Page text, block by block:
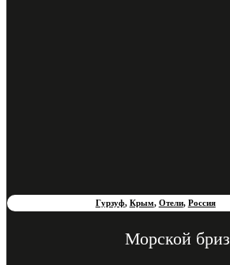
Гурзуф, Крым, Отели, Россия
Морской бриз